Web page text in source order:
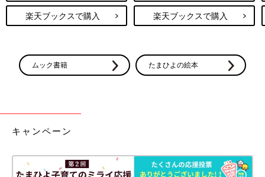
楽天ブックスで購入 楽天ブックスで購入
ムック書籍 たまひよの絵本
キャンペーン